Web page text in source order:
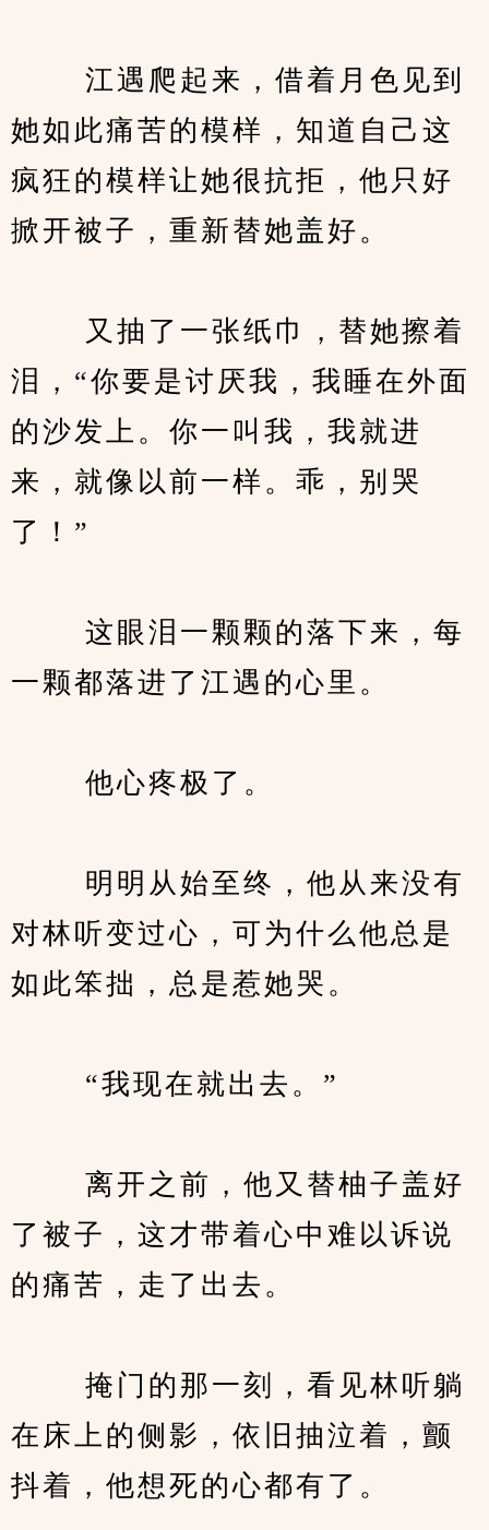
江遇爬起来，借着月色见到
她如此痛苦的模样，知道自己这
疯狂的模样让她很抗拒，他只好
掀开被子，重新替她盖好。
又抽了一张纸巾，替她擦着
泪，“你要是讨厌我，我睡在外面
的沙发上。你一叫我，我就进
来，就像以前一样。乖，别哭
了！”
这眼泪一颗颗的落下来，每
一颗都落进了江遇的心里。
他心疼极了。
明明从始至终，他从来没有
对林听变过心，可为什么他总是
如此笨拙，总是惹她哭。
“我现在就出去。”
离开之前，他又替柚子盖好
了被子，这才带着心中难以诉说
的痛苦，走了出去。
掩门的那一刻，看见林听躺
在床上的侧影，依旧抽泣着，颤
抖着，他想死的心都有了。